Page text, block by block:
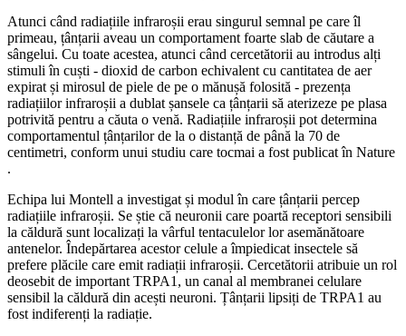
Atunci când radiațiile infraroșii erau singurul semnal pe care îl
primeau, țânțarii aveau un comportament foarte slab de căutare a
sângelui. Cu toate acestea, atunci când cercetătorii au introdus alți
stimuli în cuști - dioxid de carbon echivalent cu cantitatea de aer
expirat și mirosul de piele de pe o mănușă folosită - prezența
radiațiilor infraroșii a dublat șansele ca țânțarii să aterizeze pe plasa
potrivită pentru a căuta o venă. Radiațiile infraroșii pot determina
comportamentul țânțarilor de la o distanță de până la 70 de
centimetri, conform unui studiu care tocmai a fost publicat în Nature
.
Echipa lui Montell a investigat și modul în care țânțarii percep
radiațiile infraroșii. Se știe că neuronii care poartă receptori sensibili
la căldură sunt localizați la vârful tentaculelor lor asemănătoare
antenelor. Îndepărtarea acestor celule a împiedicat insectele să
prefere plăcile care emit radiații infraroșii. Cercetătorii atribuie un rol
deosebit de important TRPA1, un canal al membranei celulare
sensibil la căldură din acești neuroni. Țânțarii lipsiți de TRPA1 au
fost indiferenți la radiație.